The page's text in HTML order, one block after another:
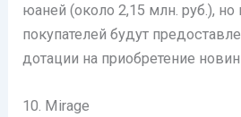
юаней (около 2,15 млн. руб.), но
покупателей будут
дотации на приобретение
10. Mirage